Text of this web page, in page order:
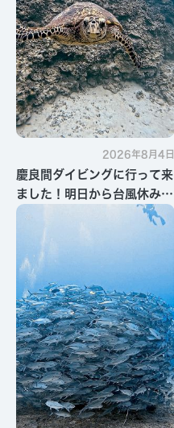
2026年8月4日
慶良間ダイビングに行って来
ました！明日から台風休みで
す・・・